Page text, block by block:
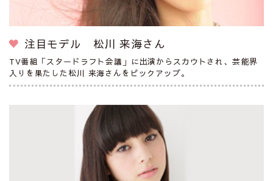
注目モデル 松川 来海さん
TV番組「スタードラフト会議」に出演からスカウトされ、芸能界
入りを果たした松川 来海さんをピックアップ。